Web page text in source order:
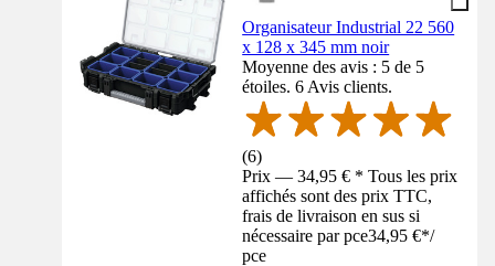
Organisateur Industrial 22 560
x 128 x 345 mm noir
Moyenne des avis : 5 de 5
étoiles. 6 Avis clients.
(6)
Prix — 34,95 € * Tous les prix
affichés sont des prix TTC,
frais de livraison en sus si
nécessaire par pce34,95 €*/
pce